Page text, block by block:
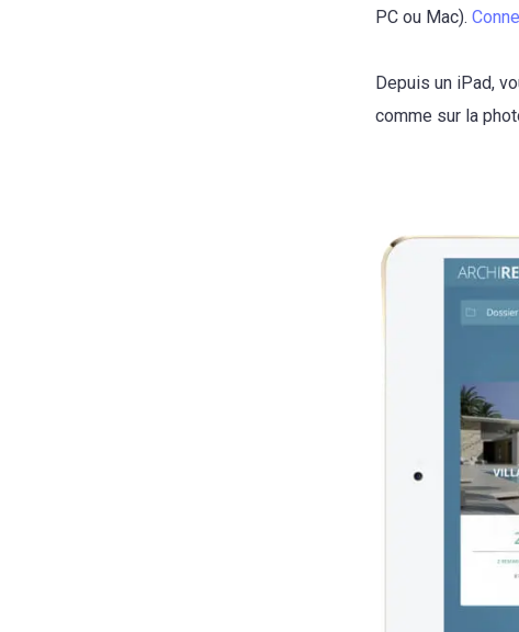
PC ou Mac).
Depuis un iPad,
comme sur la